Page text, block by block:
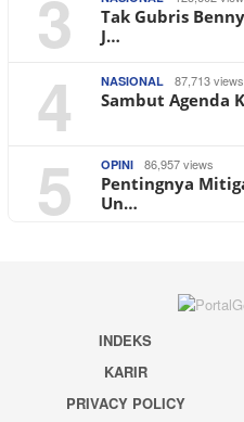
3
Tak Gubris
J…
4 NASIONAL 87,713 views
Sambut Agenda
5 OPINI 86,957 views
Pentingnya
Un…
INDEKS
KARIR
PRIVACY POLICY